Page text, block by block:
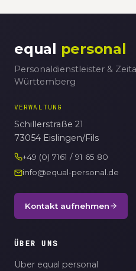
equal personal
Personaldienstleister &
Württemberg
VERWALTUNG
Schillerstraße 21
73054 Eislingen/Fils
+49 (0) 7161 / 91 65 80
info@equal-personal.de
Kontakt aufnehmen
ÜBER UNS
Über equal personal